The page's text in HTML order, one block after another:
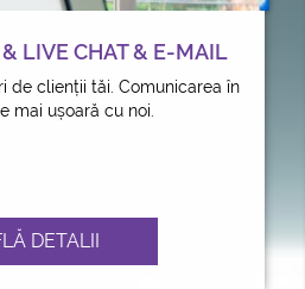
LIVE CHAT & E-MAIL
de clienții tăi. Comunicarea în
mai ușoară cu noi.
DETALII